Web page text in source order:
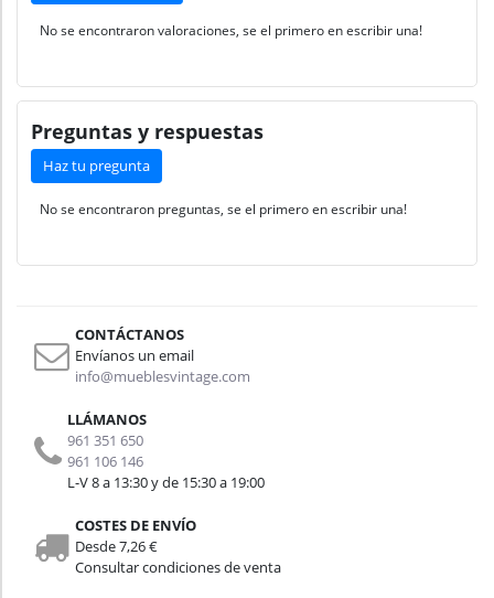
No se encontraron valoraciones, se el primero en escribir una!
Preguntas y respuestas
Haz tu pregunta
No se encontraron preguntas, se el primero en escribir una!
CONTÁCTANOS
Envíanos un email
info@mueblesvintage.com
LLÁMANOS
961 351 650
961 106 146
L-V 8 a 13:30 y de 15:30 a 19:00
COSTES DE ENVÍO
Desde 7,26 €
Consultar condiciones de venta